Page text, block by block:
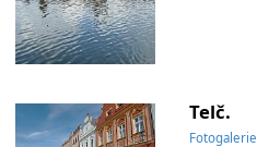
Telč.
Fotogalerie